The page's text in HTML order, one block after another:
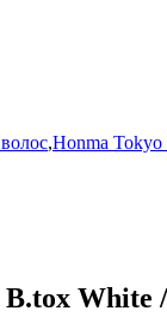
,Honma Tokyo
White